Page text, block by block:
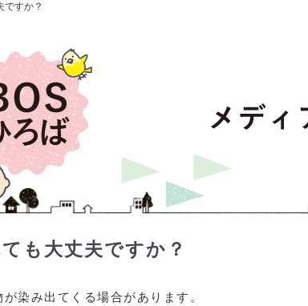
ですか？
も大丈夫ですか？
染み出てくる場合があります。